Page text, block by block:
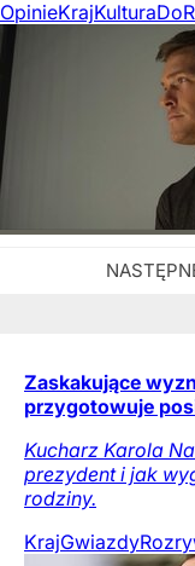
OpinieKrajKultura
Zaskakujące
przygotowuje
Kucharz Karola
prezydent i jak
rodziny.
KrajGwiazdy